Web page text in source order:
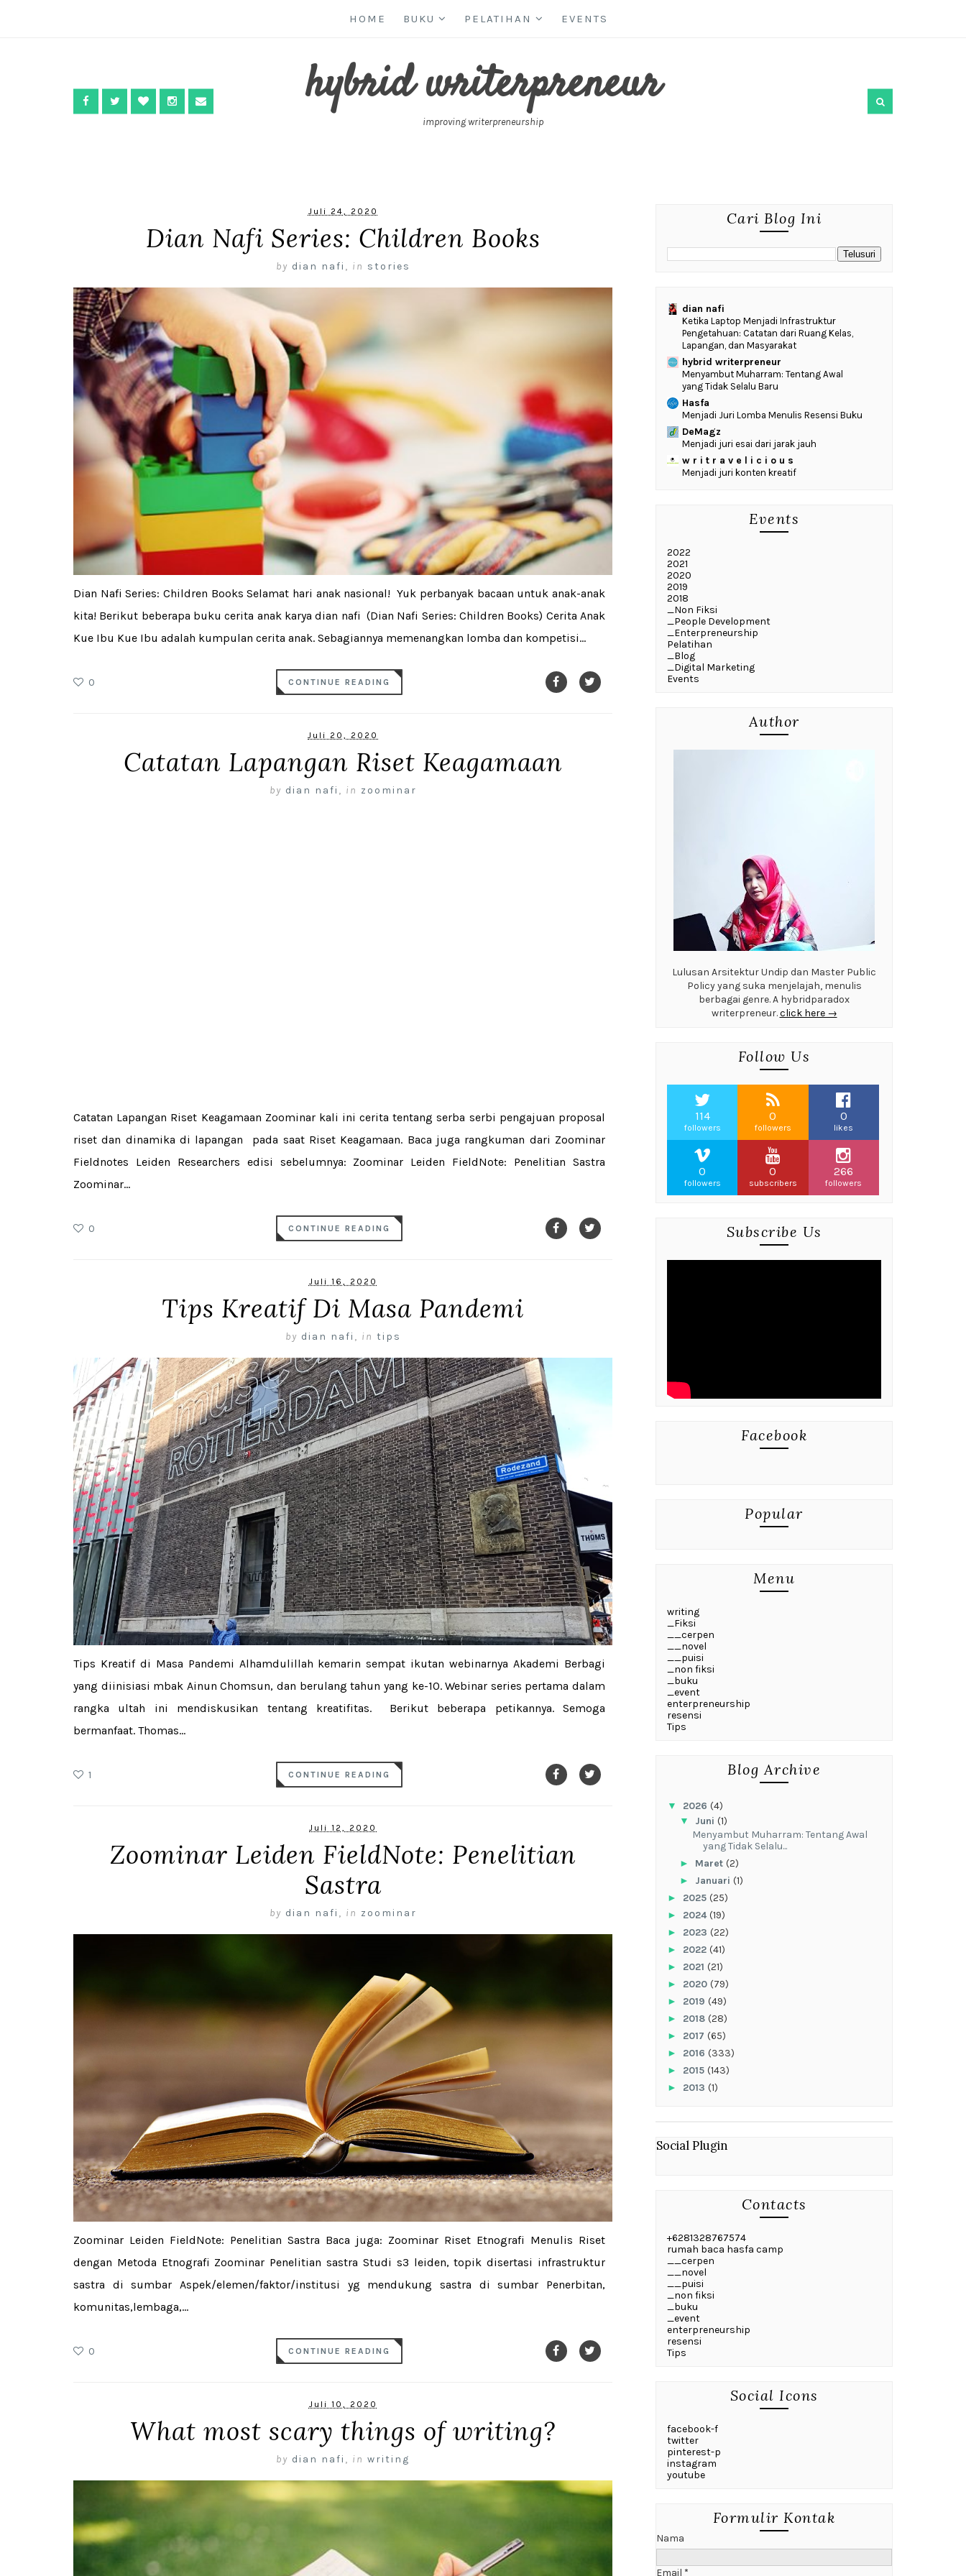
HOME BUKU PELATIHAN EVENTS
hybrid writerpreneur
improving writerpreneurship
Juli 24, 2020
Dian Nafi Series: Children Books
by dian nafi , in stories
Dian Nafi Series: Children Books Selamat hari anak nasional! Yuk perbanyak bacaan untuk anak-anak
kita! Berikut beberapa buku cerita anak karya dian nafi (Dian Nafi Series: Children Books) Cerita Anak
Kue Ibu Kue Ibu adalah kumpulan cerita anak. Sebagiannya memenangkan lomba dan kompetisi...
0 CONTINUE READING
Juli 20, 2020
Catatan Lapangan Riset Keagamaan
by dian nafi , in zoominar
Catatan Lapangan Riset Keagamaan Zoominar kali ini cerita tentang serba serbi pengajuan proposal
riset dan dinamika di lapangan pada saat Riset Keagamaan. Baca juga rangkuman dari Zoominar
Fieldnotes Leiden Researchers edisi sebelumnya: Zoominar Leiden FieldNote: Penelitian Sastra
Zoominar...
0 CONTINUE READING
Juli 16, 2020
Tips Kreatif Di Masa Pandemi
by dian nafi , in tips
Tips Kreatif di Masa Pandemi Alhamdulillah kemarin sempat ikutan webinarnya Akademi Berbagi
yang diinisiasi mbak Ainun Chomsun, dan berulang tahun yang ke-10. Webinar series pertama dalam
rangka ultah ini mendiskusikan tentang kreatifitas. Berikut beberapa petikannya. Semoga
bermanfaat. Thomas...
1 CONTINUE READING
Juli 12, 2020
Zoominar Leiden FieldNote: Penelitian
Sastra
by dian nafi , in zoominar
Zoominar Leiden FieldNote: Penelitian Sastra Baca juga: Zoominar Riset Etnografi Menulis Riset
dengan Metoda Etnografi Zoominar Penelitian sastra Studi s3 leiden, topik disertasi infrastruktur
sastra di sumbar Aspek/elemen/faktor/institusi yg mendukung sastra di sumbar Penerbitan,
komunitas,lembaga,...
0 CONTINUE READING
Juli 10, 2020
What most scary things of writing?
by dian nafi , in writing
Cari Blog Ini
dian nafi
Ketika Laptop Menjadi Infrastruktur
Pengetahuan: Catatan dari Ruang Kelas,
Lapangan, dan Masyarakat
hybrid writerpreneur
Menyambut Muharram: Tentang Awal
yang Tidak Selalu Baru
Hasfa
Menjadi Juri Lomba Menulis Resensi Buku
DeMagz
Menjadi juri esai dari jarak jauh
w r i t r a v e l i c i o u s
Menjadi juri konten kreatif
Events
2022
2021
2020
2019
2018
_Non Fiksi
_People Development
_Enterpreneurship
Pelatihan
_Blog
_Digital Marketing
Events
Author
Lulusan Arsitektur Undip dan Master Public
Policy yang suka menjelajah, menulis
berbagai genre. A hybridparadox
writerpreneur.click here →
Follow Us
114
followers
0
followers
0
likes
0
followers
0
subscribers
266
followers
Subscribe Us
Facebook
Popular
Menu
writing
_Fiksi
__cerpen
__novel
__puisi
_non fiksi
_buku
_event
enterpreneurship
resensi
Tips
Blog Archive
▼ 2026 (4)
▼ Juni (1)
Menyambut Muharram: Tentang Awal
yang Tidak Selalu...
► Maret (2)
► Januari (1)
► 2025 (25)
► 2024(19)
► 2023 (22)
► 2022 (41)
► 2021 (21)
► 2020 (79)
► 2019 (49)
► 2018 (28)
► 2017 (65)
► 2016 (333)
► 2015 (143)
► 2013 (1)
Social Plugin
Contacts
+6281328767574
rumah baca hasfa camp
__cerpen
__novel
__puisi
_non fiksi
_buku
_event
enterpreneurship
resensi
Tips
Social Icons
facebook-f
twitter
pinterest-p
instagram
youtube
Formulir Kontak
Nama
Email *